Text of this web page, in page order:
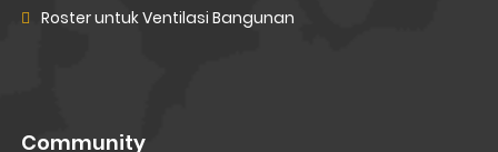
Roster untuk Ventilasi Bangunan
Community